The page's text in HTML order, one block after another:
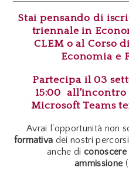
Stai pensando di
triennale in
CLEMo alCorso
Economia e
Partecipa il 03
15:00 all'incontro
Microsoft Teams
Avrai l'opportunità non
formativa dei nostri
anche di
ammissione